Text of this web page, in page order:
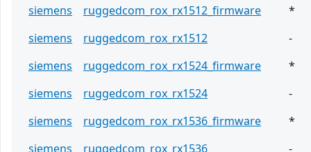
siemens
ruggedcom_rox_rx1512_firmware
*
siemens
ruggedcom_rox_rx1512
-
siemens
ruggedcom_rox_rx1524_firmware
*
siemens
ruggedcom_rox_rx1524
-
siemens
ruggedcom_rox_rx1536_firmware
*
siemens
ruggedcom_rox_rx1536
-